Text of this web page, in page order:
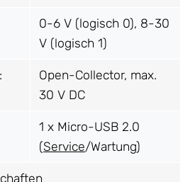
0-6 V (logisch 0), 8-30
V (logisch 1)
Open-Collector, max.
30 V DC
1 x Micro-USB 2.0
(Service/Wartung)